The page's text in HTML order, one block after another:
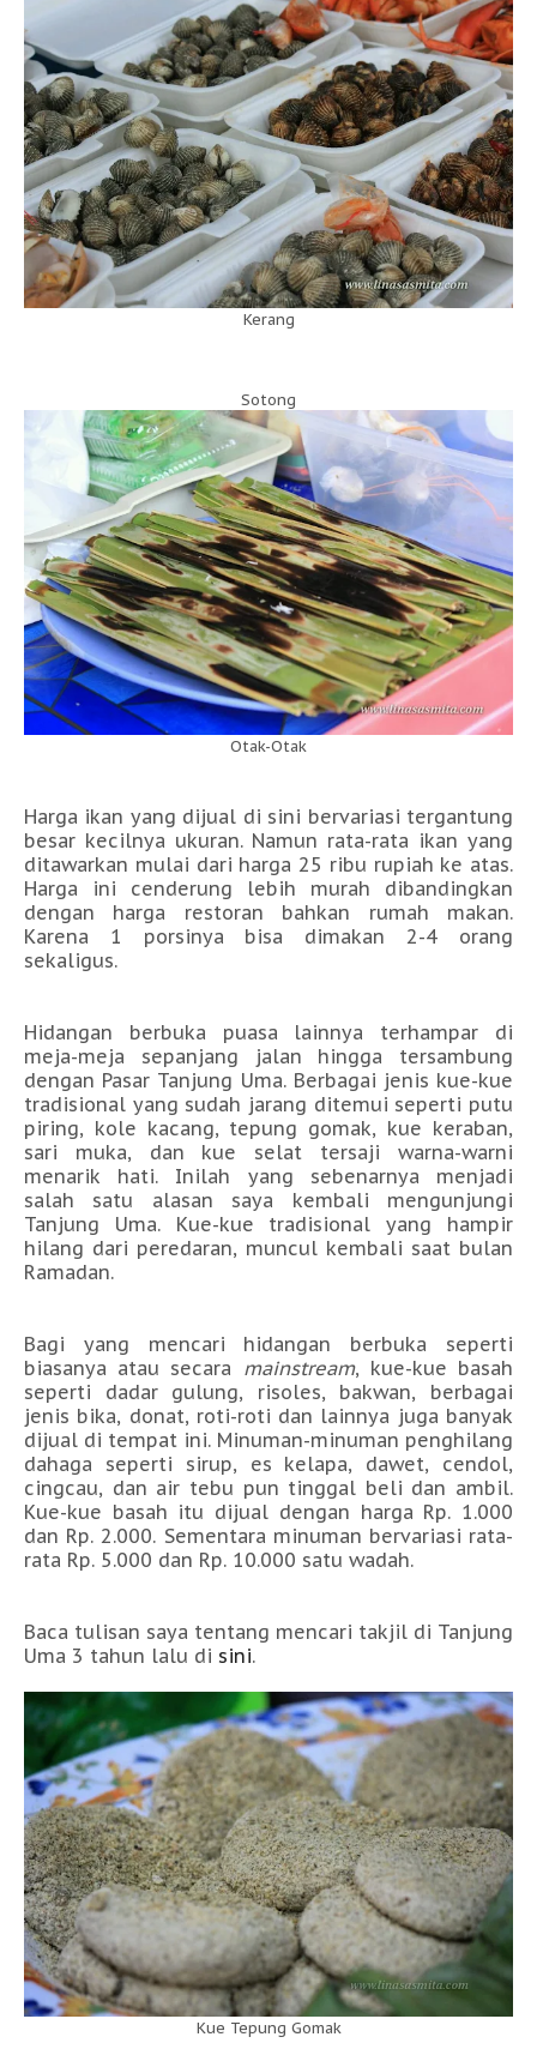
Kerang
Sotong
Otak-Otak
Harga ikan yang dijual di sini bervariasi tergantung
besar kecilnya ukuran. Namun rata-rata ikan yang
ditawarkan mulai dari harga 25 ribu rupiah ke atas.
Harga ini cenderung lebih murah dibandingkan
dengan harga restoran bahkan rumah makan.
Karena 1 porsinya bisa dimakan 2-4 orang
sekaligus.
Hidangan berbuka puasa lainnya terhampar di
meja-meja sepanjang jalan hingga tersambung
dengan Pasar Tanjung Uma. Berbagai jenis kue-kue
tradisional yang sudah jarang ditemui seperti putu
piring, kole kacang, tepung gomak, kue keraban,
sari muka, dan kue selat tersaji warna-warni
menarik hati. Inilah yang sebenarnya menjadi
salah satu alasan saya kembali mengunjungi
Tanjung Uma. Kue-kue tradisional yang hampir
hilang dari peredaran, muncul kembali saat bulan
Ramadan.
Bagi yang mencari hidangan berbuka seperti
biasanya atau secara mainstream, kue-kue basah
seperti dadar gulung, risoles, bakwan, berbagai
jenis bika, donat, roti-roti dan lainnya juga banyak
dijual di tempat ini. Minuman-minuman penghilang
dahaga seperti sirup, es kelapa, dawet, cendol,
cingcau, dan air tebu pun tinggal beli dan ambil.
Kue-kue basah itu dijual dengan harga Rp. 1.000
dan Rp. 2.000. Sementara minuman bervariasi rata-
rata Rp. 5.000 dan Rp. 10.000 satu wadah.
Baca tulisan saya tentang mencari takjil di Tanjung
Uma 3 tahun lalu di sini.
Kue Tepung Gomak